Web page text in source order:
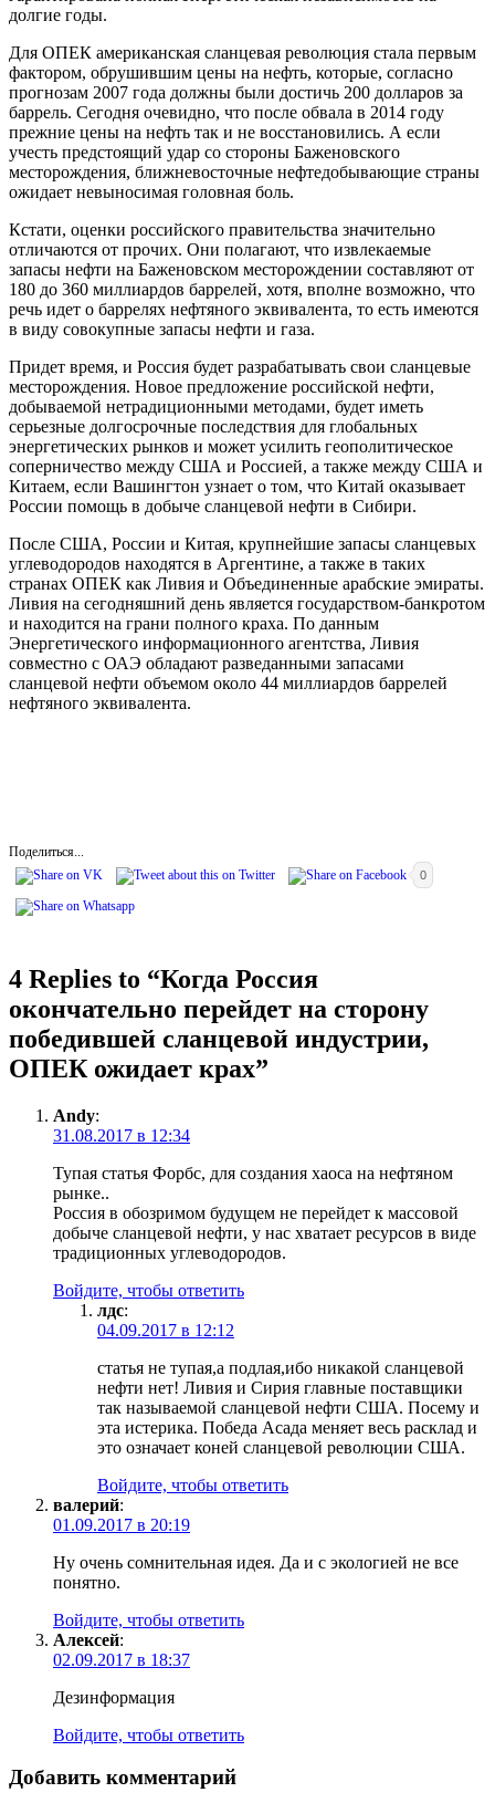
долгие годы.
Для ОПЕК американская сланцевая революция стала первым
фактором, обрушившим цены на нефть, которые, согласно
прогнозам 2007 года должны были достичь 200 долларов за
баррель. Сегодня очевидно, что после обвала в 2014 году
прежние цены на нефть так и не восстановились. А если
учесть предстоящий удар со стороны Баженовского
месторождения, ближневосточные нефтедобывающие страны
ожидает невыносимая головная боль.
Кстати, оценки российского правительства значительно
отличаются от прочих. Они полагают, что извлекаемые
запасы нефти на Баженовском месторождении составляют от
180 до 360 миллиардов баррелей, хотя, вполне возможно, что
речь идет о баррелях нефтяного эквивалента, то есть имеются
в виду совокупные запасы нефти и газа.
Придет время, и Россия будет разрабатывать свои сланцевые
месторождения. Новое предложение российской нефти,
добываемой нетрадиционными методами, будет иметь
серьезные долгосрочные последствия для глобальных
энергетических рынков и может усилить геополитическое
соперничество между США и Россией, а также между США и
Китаем, если Вашингтон узнает о том, что Китай оказывает
России помощь в добыче сланцевой нефти в Сибири.
После США, России и Китая, крупнейшие запасы сланцевых
углеводородов находятся в Аргентине, а также в таких
странах ОПЕК как Ливия и Объединенные арабские эмираты.
Ливия на сегодняшний день является государством-банкротом
и находится на грани полного краха. По данным
Энергетического информационного агентства, Ливия
совместно с ОАЭ обладают разведанными запасами
сланцевой нефти объемом около 44 миллиардов баррелей
нефтяного эквивалента.
Поделиться...
0
4 Replies to “Когда Россия
окончательно перейдет на сторону
победившей сланцевой индустрии,
ОПЕК ожидает крах”
Andy:
31.08.2017 в 12:34
Тупая статья Форбс, для создания хаоса на нефтяном
рынке..
Россия в обозримом будущем не перейдет к массовой
добыче сланцевой нефти, у нас хватает ресурсов в виде
традиционных углеводородов.
Войдите, чтобы ответить
лдс:
04.09.2017 в 12:12
статья не тупая,а подлая,ибо никакой сланцевой
нефти нет! Ливия и Сирия главные поставщики
так называемой сланцевой нефти США. Посему и
эта истерика. Победа Асада меняет весь расклад и
это означает коней сланцевой революции США.
Войдите, чтобы ответить
валерий:
01.09.2017 в 20:19
Ну очень сомнительная идея. Да и с экологией не все
понятно.
Войдите, чтобы ответить
Алексей:
02.09.2017 в 18:37
Дезинформация
Войдите, чтобы ответить
Добавить комментарий